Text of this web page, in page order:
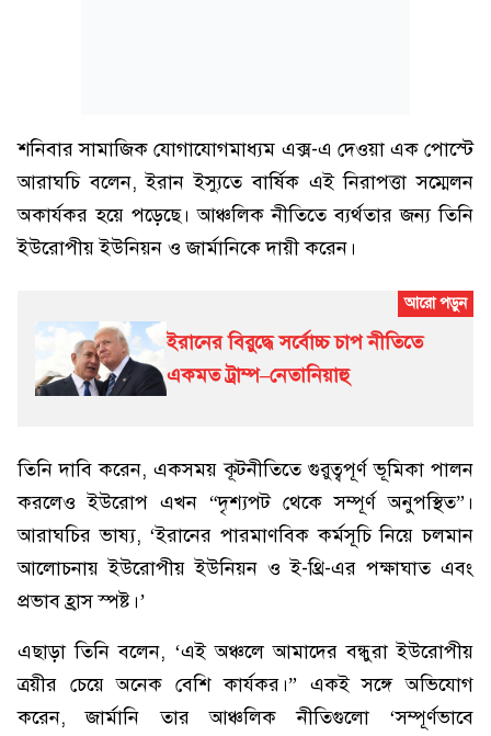
শনিবার সামাজিক যোগাযোগমাধ্যম এক্স-এ দেওয়া এক পোস্টে
আরাঘচি বলেন, ইরান ইস্যুতে বার্ষিক এই নিরাপত্তা সম্মেলন
অকার্যকর হয়ে পড়েছে। আঞ্চলিক নীতিতে ব্যর্থতার জন্য তিনি
ইউরোপীয় ইউনিয়ন ও জার্মানিকে দায়ী করেন।
ইরানের বিরুদ্ধে সর্বোচ্চ চাপ নীতিতে
একমত ট্রাম্প–নেতানিয়াহু
তিনি দাবি করেন, একসময় কূটনীতিতে গুরুত্বপূর্ণ ভূমিকা পালন
করলেও ইউরোপ এখন “দৃশ্যপট থেকে সম্পূর্ণ অনুপস্থিত”।
আরাঘচির ভাষ্য, ‘ইরানের পারমাণবিক কর্মসূচি নিয়ে চলমান
আলোচনায় ইউরোপীয় ইউনিয়ন ও ই-থ্রি-এর পক্ষাঘাত এবং
প্রভাব হ্রাস স্পষ্ট।’
এছাড়া তিনি বলেন, ‘এই অঞ্চলে আমাদের বন্ধুরা ইউরোপীয়
ত্রয়ীর চেয়ে অনেক বেশি কার্যকর।” একই সঙ্গে অভিযোগ
করেন, জার্মানি তার আঞ্চলিক নীতিগুলো ‘সম্পূর্ণভাবে